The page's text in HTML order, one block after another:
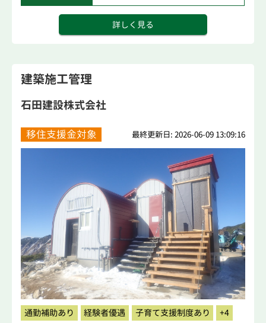
詳しく見る
建築施工管理
石田建設株式会社
移住支援金対象 最終更新日: 2026-06-09 13:09:16
通勤補助あり 経験者優遇 子育て支援制度あり +4